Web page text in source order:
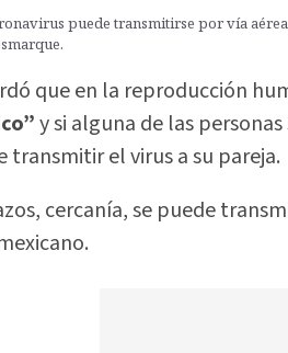
puede transmitirse por vía
que en la reproducción
y si alguna de las
transmitir el virus a su pareja.
cercanía, se puede